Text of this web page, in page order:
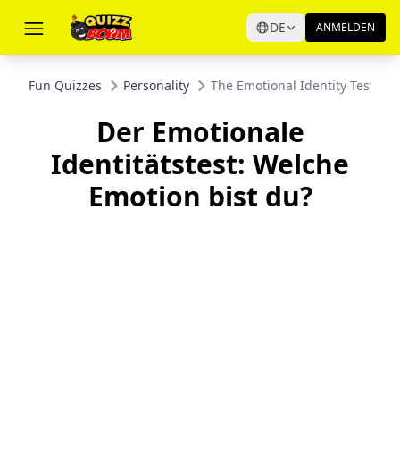
DE ANMELDEN
Fun Quizzes Personality The Emotional Identity Test:
Der Emotionale
Identitätstest: Welche
Emotion bist du?